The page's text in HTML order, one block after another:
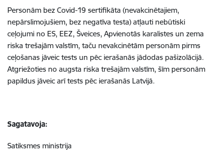
Personām bez Covid-19 sertifikāta (nevakcinētajiem,
nepārslimojušiem, bez negatīva testa) atļauti nebūtiski
ceļojumi no ES, EEZ, Šveices, Apvienotās karalistes un zema
riska trešajām valstīm, taču nevakcinētām personām pirms
ceļošanas jāveic tests un pēc ierašanās jādodas pašizolācijā.
Atgriežoties no augsta riska trešajām valstīm, šīm personām
papildus jāveic arī tests pēc ierašanās Latvijā.
Sagatavoja:
Satiksmes ministrija